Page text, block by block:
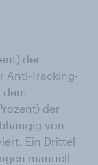
der
Anti-Tracking-
dem
der
von
Ein Drittel
manuell